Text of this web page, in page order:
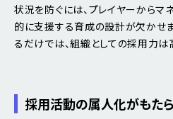
状況を防ぐには、プレイヤーから
的に支援する育成の設計が欠かせ
るだけでは、組織としての採用力は
採用活動の属人化がもた